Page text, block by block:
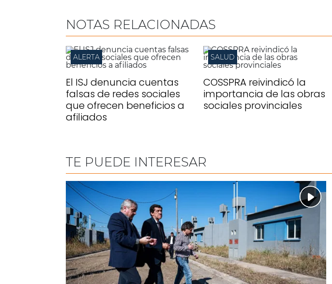
NOTAS RELACIONADAS
ALERTA
El ISJ denuncia cuentas
falsas de redes sociales
que ofrecen beneficios a
afiliados
SALUD
COSSPRA reivindicó la
importancia de las obras
sociales provinciales
TE PUEDE INTERESAR